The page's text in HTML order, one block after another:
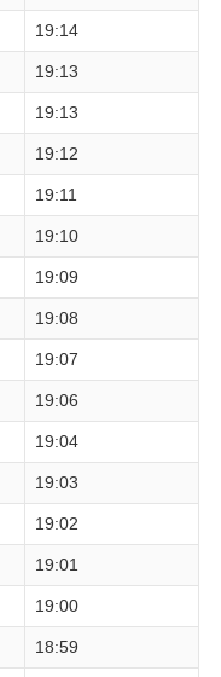
19:14
19:13
19:13
19:12
19:11
19:10
19:09
19:08
19:07
19:06
19:04
19:03
19:02
19:01
19:00
18:59